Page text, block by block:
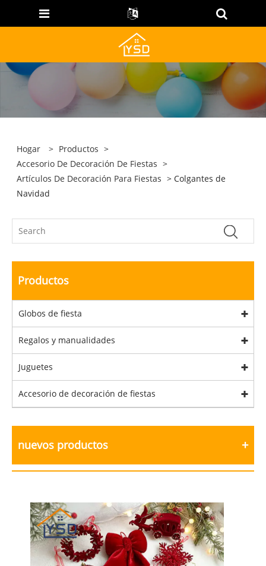
Hogar > Productos >
Accesorio De Decoración De Fiestas >
Artículos De Decoración Para Fiestas > Colgantes de
Navidad
Productos
Globos de fiesta
Regalos y manualidades
Juguetes
Accesorio de decoración de fiestas
nuevos productos